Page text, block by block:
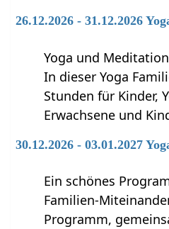
26.12.2026 - 31.12.2026
Yoga und
In dieser Yoga
Stunden für Kinder,
Erwachsene und
30.12.2026 - 03.01.2027
Ein schönes
Familien-
Programm,